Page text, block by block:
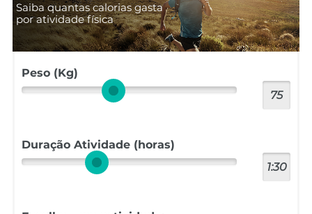
Saiba quantas calorias gasta
por atividade física
Peso (Kg)
75
Duração Atividade (horas)
1:30